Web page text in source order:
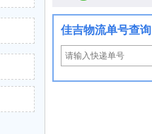
佳吉物流单号查询